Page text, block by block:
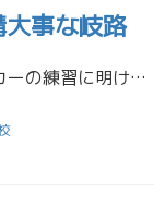
大事な岐路
こんにちは！今年の夏もサッカーの練習に明け暮れ、いい感じに日焼けしてきた男、野口です。 ２か月ほど先に部活の引退が差し迫り、有終の美を飾るべくギアを上げているところですが、もう一つ頭の中にあることとしては、来春からの社会 […]